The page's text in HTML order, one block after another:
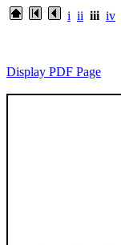
i ii iii iv
Display PDF Page